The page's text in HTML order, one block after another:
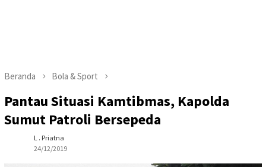
Beranda Bola & Sport
Pantau Situasi Kamtibmas, Kapolda
Sumut Patroli Bersepeda
L . Priatna
24/12/2019